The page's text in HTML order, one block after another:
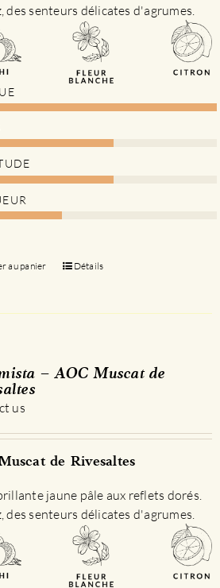
des senteurs délicates d'agrumes.
au panier Détails
– AOC Muscat de
us
de Rivesaltes
jaune pâle aux reflets dorés.
des senteurs délicates d'agrumes.